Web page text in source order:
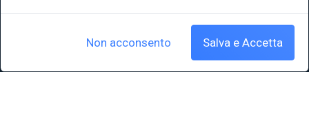
P.IVA 00211830328 - C.F. 80013890324 - P.E.C.: ateneo@pec.units.it
Non acconsento Salva e Accetta